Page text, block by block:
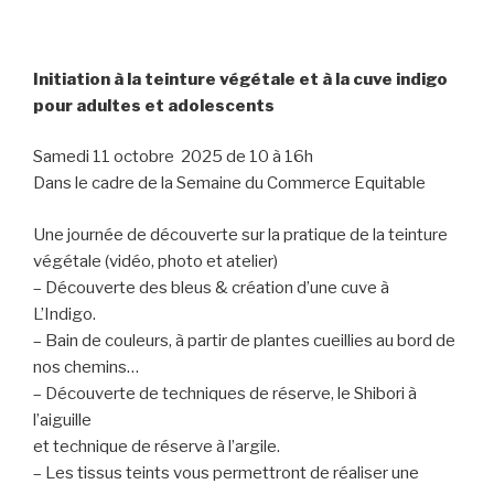
Initiation à la teinture végétale et à la cuve indigo
pour adultes et adolescents
Samedi 11 octobre 2025 de 10 à 16h
Dans le cadre de la Semaine du Commerce Equitable
Une journée de découverte sur la pratique de la teinture
végétale (vidéo, photo et atelier)
– Découverte des bleus & création d’une cuve à
L’Indigo.
– Bain de couleurs, à partir de plantes cueillies au bord de
nos chemins…
– Découverte de techniques de réserve, le Shibori à
l’aiguille
et technique de réserve à l’argile.
– Les tissus teints vous permettront de réaliser une